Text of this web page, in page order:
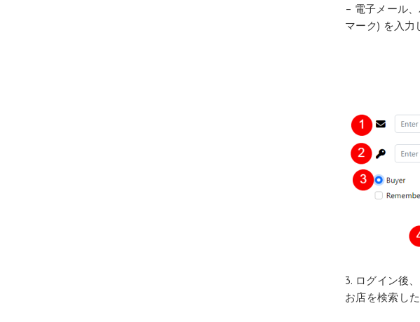
– 電子メール
マーク) を入力
3. ログイン後
お店を検索し